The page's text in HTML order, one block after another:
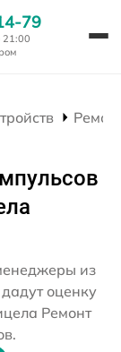
79
21:00
из
оценку
Ремонт